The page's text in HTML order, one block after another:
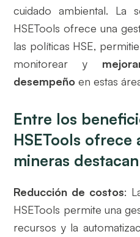
cuidado ambiental. La
HSETools ofrece una
las políticas HSE,
monitorear y
desempeño en estas
Entre los
HSETools ofrece
mineras destacan
Reducción de costos:
HSETools permite una
recursos y la